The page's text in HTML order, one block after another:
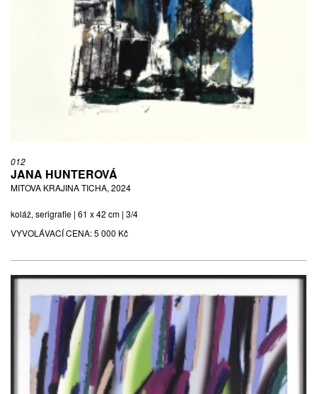
012
JANA HUNTEROVÁ
MITOVA KRAJINA TICHA, 2024
koláž, serigrafie | 61 x 42 cm | 3/4
VYVOLÁVACÍ CENA:5 000 Kč